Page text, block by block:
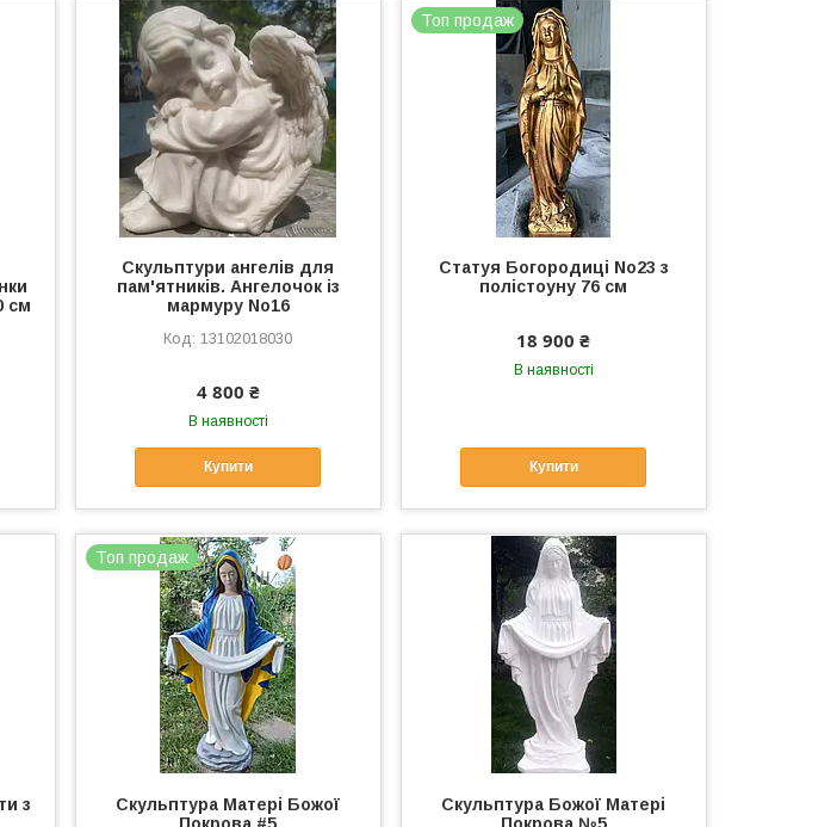
см
Скульптури ангелів для
пам'ятників. Ангелочок із
мармуру No16
13102018030
4 800 ₴
В наявності
Купити
Топ продаж
Статуя Богородиці No23 з
полістоуну 76 см
18 900 ₴
В наявності
Купити
з
Топ продаж
Скульптура Матері Божої
Покрова #5
Скульптура Божої Матері
Покрова №5